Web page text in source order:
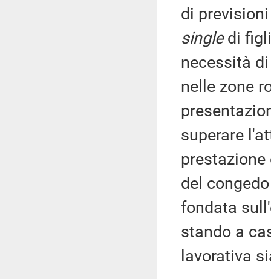
di
singledi figli
necessità
nelle zone
superare
del
fondata
stando a
lavorativa